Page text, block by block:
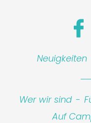
Neuigkeiten
Wer wir sind -
Auf